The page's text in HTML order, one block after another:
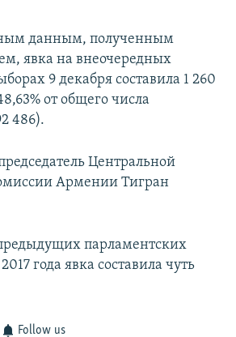
Азатутюн
данным, полученным
явка на внеочередных
9 декабря составила 1 260
от общего числа
486).
Центральной
Армении Тигран
парламентских
года явка составила чуть
Follow us